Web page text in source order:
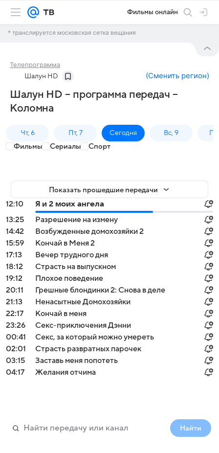
Фильмы онлайн
* транслируется московская сетка вещания
Телепрограмма
Шалун HD (Сменить регион)
Шалун HD – программа передач –
Коломна
Чт, 6 Пт, 7 Сегодня Вс, 9
Фильмы Сериалы Спорт
Показать прошедшие передачи
12:10
Я и 2 моих ангела
13:25
Разрешение на измену
14:42
Возбужденные домохозяйки 2
15:59
Кончай в Меня 2
17:13
Вечер трудного дня
18:12
Страсть на выпускном
19:12
Плохое поведение
20:11
Грешные блондинки 2: Снова в деле
21:13
Ненасытные Домохозяйки
22:17
Кончай в меня
23:26
Секс-приключения Дэнни
00:41
Секс, за который можно умереть
02:01
Страсть развратных парочек
03:15
Заставь меня попотеть
04:17
Желания отчима
Найти